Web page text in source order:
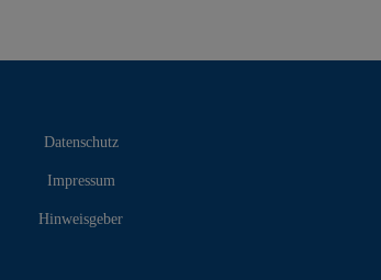
Datenschutz
Impressum
Hinweisgeber